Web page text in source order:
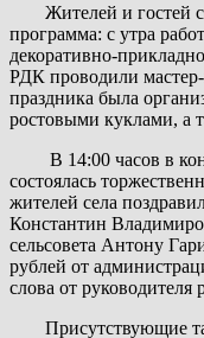
Жителей и гостей
программа: с утра
декоративно-
РДК проводили
праздника была
ростовыми куклами, а
В 14:00 часов в
состоялась
жителей села
Константин
сельсовета Антону
рублей от
слова от руководителя
Присутствующие